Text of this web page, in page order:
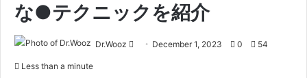
な●テクニックを紹介
Dr.Wooz
Send December 1, 2023 0 54
Less than a minute